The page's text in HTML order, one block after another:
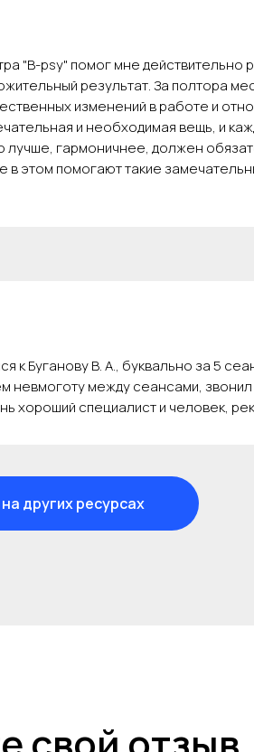
"B-psy" помог мне действительно
результат. За полтора
изменений в работе и
и необходимая вещь, и
гармоничнее, должен
в этом помогают такие
к Буганову В. А., буквально за 5
невмоготу между сеансами,
хороший специалист и человек,
других ресурсах